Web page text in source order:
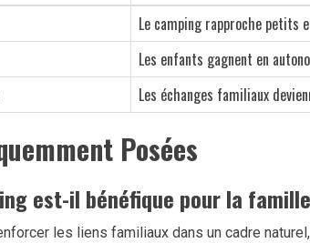
Le camping rapproche petits
Les enfants gagnent en
Les échanges familiaux
Posées
est-il bénéfique pour la
les liens familiaux dans un cadre